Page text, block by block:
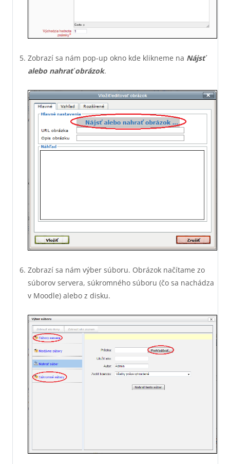
Zobrazí sa nám pop-up okno kde klikneme na Nájsť
alebo nahrať obrázok.
Zobrazí sa nám výber súboru. Obrázok načítame zo
súborov servera, súkromného súboru (čo sa nachádza
v Moodle) alebo z disku.